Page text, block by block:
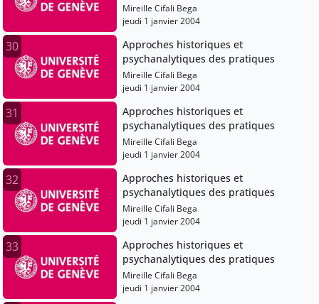
Mireille Cifali Bega
jeudi 1 janvier 2004
30
Approches historiques et
psychanalytiques des pratiques
Mireille Cifali Bega
jeudi 1 janvier 2004
31
Approches historiques et
psychanalytiques des pratiques
Mireille Cifali Bega
jeudi 1 janvier 2004
32
Approches historiques et
psychanalytiques des pratiques
Mireille Cifali Bega
jeudi 1 janvier 2004
33
Approches historiques et
psychanalytiques des pratiques
Mireille Cifali Bega
jeudi 1 janvier 2004